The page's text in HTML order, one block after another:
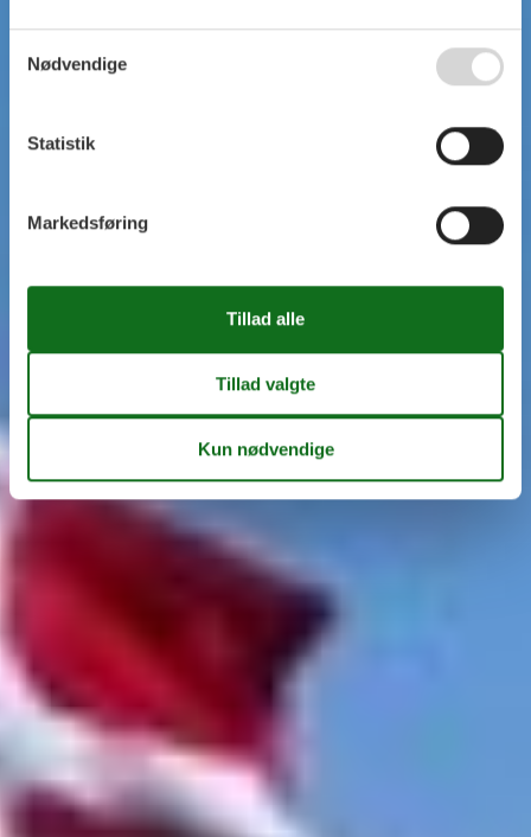
Nødvendige
Statistik
Markedsføring